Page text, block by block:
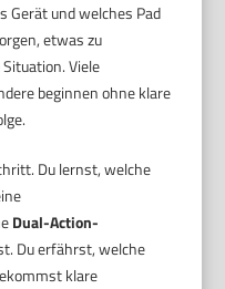
Gerät und welches Pad
etwas zu
Viele
beginnen ohne klare
Du lernst, welche
Dual-Action-
Du erfährst, welche
klare